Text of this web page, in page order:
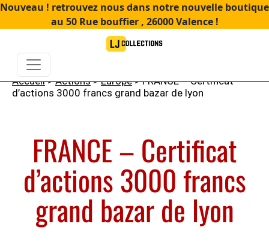
Nouveau ! retrouvez nous dans notre nouvelle boutique
au 50 Rue bouffier , 26000 Valence !
Accueil>Actions>Europe> FRANCE – Certificat
d’actions 3000 francs grand bazar de lyon
FRANCE – Certificat
d’actions 3000 francs
grand bazar de lyon